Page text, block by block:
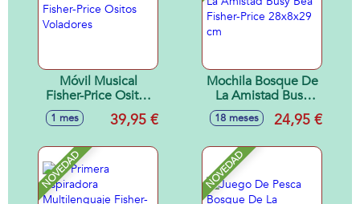
Móvil Musical
Fisher-Price Ositos
Voladores
1 mes 39,95 €
Mochila Bosque De
La Amistad Busy
Bea Fisher-Price
28x8x29 cm
18 meses 24,95 €
NOVEDAD NOVEDAD